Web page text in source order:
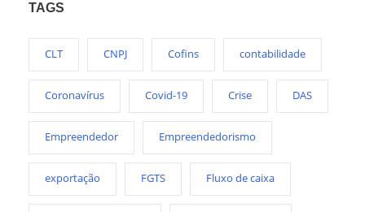
TAGS
CLT CNPJ Cofins contabilidade
Coronavírus Covid-19 Crise DAS
Empreendedor Empreendedorismo
exportação FGTS Fluxo de caixa